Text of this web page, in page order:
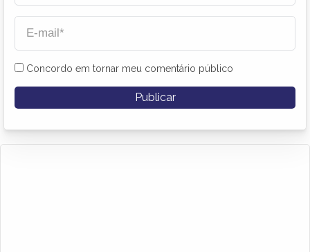
Concordo em tornar meu comentário público